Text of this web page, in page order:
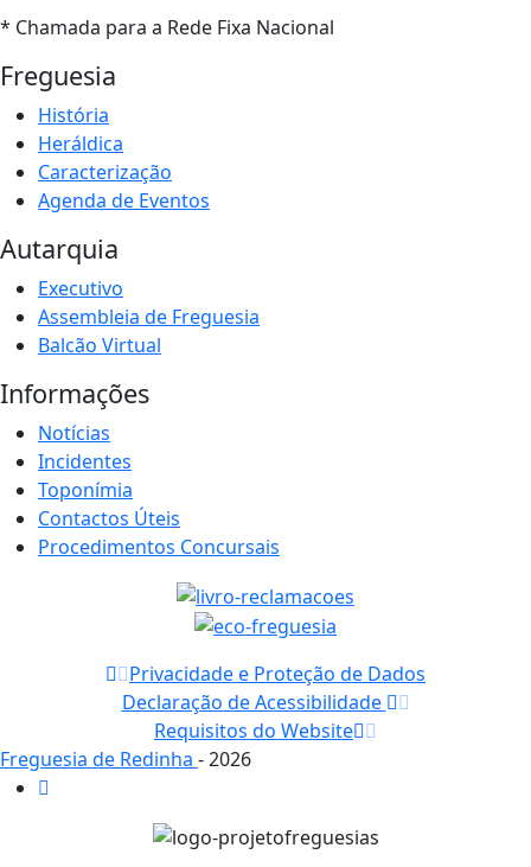
* Chamada para a Rede Fixa Nacional
Freguesia
História
Heráldica
Caracterização
Agenda de Eventos
Autarquia
Executivo
Assembleia de Freguesia
Balcão Virtual
Informações
Notícias
Incidentes
Toponímia
Contactos Úteis
Procedimentos Concursais
Privacidade e Proteção de Dados
Declaração de Acessibilidade
Requisitos do Website
Freguesia de Redinha - 2026